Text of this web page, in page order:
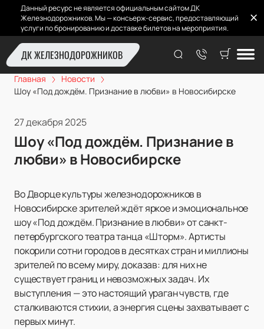
Данный ресурс не является официальным сайтом ДК
Железнодорожников. Мы — консьерж-сервис, предоставляющий
услуги по бронированию и доставке билетов на мероприятия.
ДК ЖЕЛЕЗНОДОРОЖНИКОВ
Главная
Новости
Шоу «Под дождём. Признание в любви» в Новосибирске
27 декабря 2025
Шоу «Под дождём. Признание в
любви» в Новосибирске
Во Дворце культуры железнодорожников в
Новосибирске зрителей ждёт яркое и эмоциональное
шоу «Под дождём. Признание в любви» от санкт-
петербургского театра танца «Шторм». Артисты
покорили сотни городов в десятках стран и миллионы
зрителей по всему миру, доказав: для них не
существует границ и невозможных задач. Их
выступления — это настоящий ураган чувств, где
сталкиваются стихии, а энергия сцены захватывает с
первых минут.